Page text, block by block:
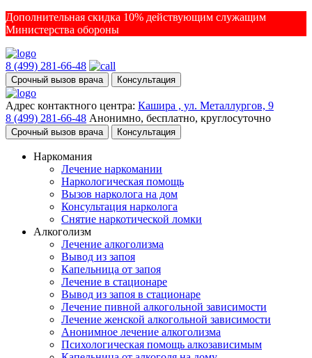
Дополнительная скидка 10% действующим служащим
Министерства обороны
8 (499) 281-66-48
Срочный вызов врача Консультация
Адрес контактного центра: Кашира , ул. Металлургов, 9
8 (499) 281-66-48 Анонимно, бесплатно, круглосуточно
Срочный вызов врача Консультация
Наркомания
Лечение наркомании
Наркологическая помощь
Вызов нарколога на дом
Консультация нарколога
Снятие наркотической ломки
Алкоголизм
Лечение алкоголизма
Вывод из запоя
Капельница от запоя
Лечение в стационаре
Вывод из запоя в стационаре
Лечение пивной алкогольной зависимости
Лечение женской алкогольной зависимости
Анонимное лечение алкоголизма
Психологическая помощь алкозависимым